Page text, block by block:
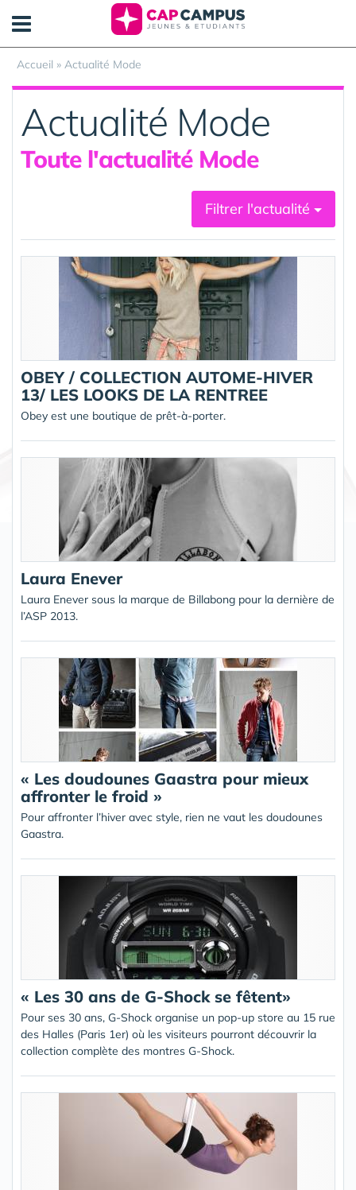
Accueil » Actualité Mode
Actualité Mode
Toute l'actualité Mode
Filtrer l'actualité
OBEY / COLLECTION AUTOME-HIVER
13/ LES LOOKS DE LA RENTREE
Obey est une boutique de prêt-à-porter.
Laura Enever
Laura Enever sous la marque de Billabong pour la dernière de
l’ASP 2013.
« Les doudounes Gaastra pour mieux
affronter le froid »
Pour affronter l’hiver avec style, rien ne vaut les doudounes
Gaastra.
« Les 30 ans de G-Shock se fêtent»
Pour ses 30 ans, G-Shock organise un pop-up store au 15 rue
des Halles (Paris 1er) où les visiteurs pourront découvrir la
collection complète des montres G-Shock.
Panneau de gestion des cookies